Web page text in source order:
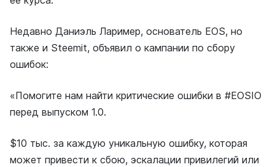
Недавно Даниэль Лаример, основатель EOS, но
также и Steemit, объявил о кампании по сбору
ошибок:
«Помогите нам найти критические ошибки в #EOSIO
перед выпуском 1.0.
$10 тыс. за каждую уникальную ошибку, которая
может привести к сбою, эскалации привилегий или